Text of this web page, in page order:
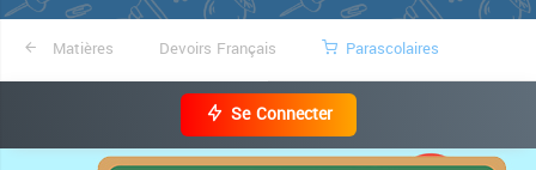
Matières Devoirs Français Parascolaires
Se Connecter